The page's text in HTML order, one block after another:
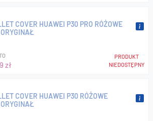
COVER HUAWEI P30 PRO RÓŻOWE
zł
PRODUKT
NIEDOSTĘPNY
COVER HUAWEI P30 RÓŻOWE